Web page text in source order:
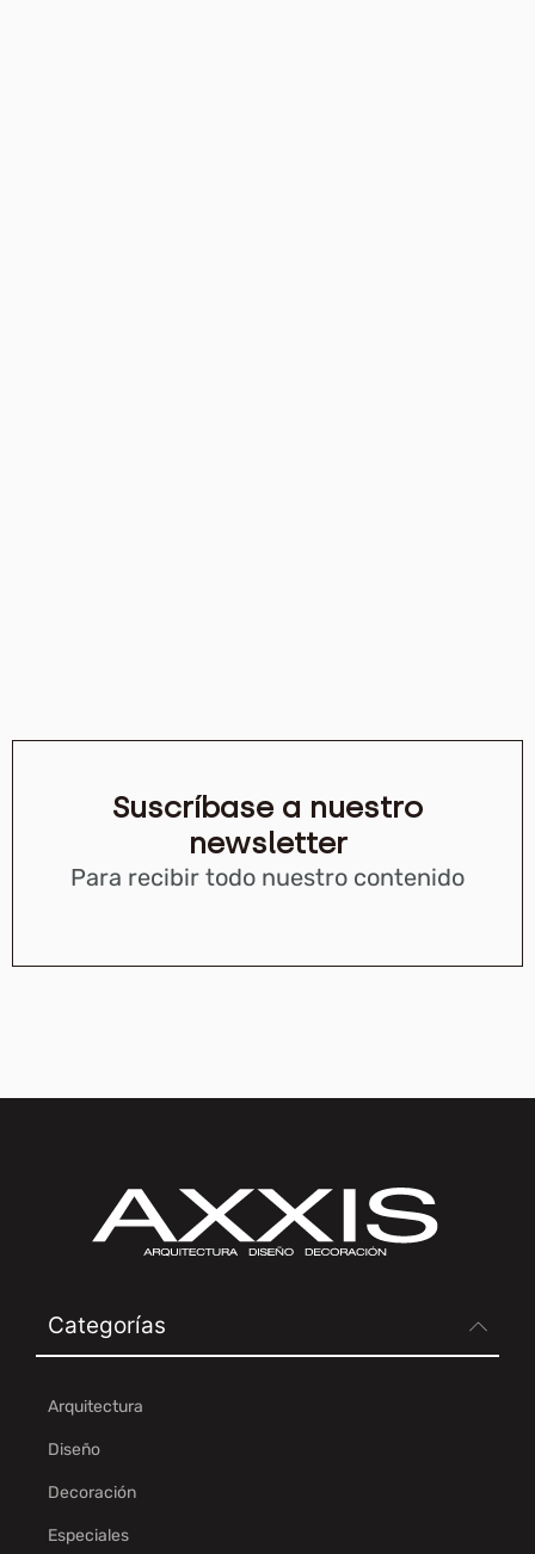
Suscríbase a nuestro
newsletter
Para recibir todo nuestro contenido
Categorías
Arquitectura
Diseño
Decoración
Especiales